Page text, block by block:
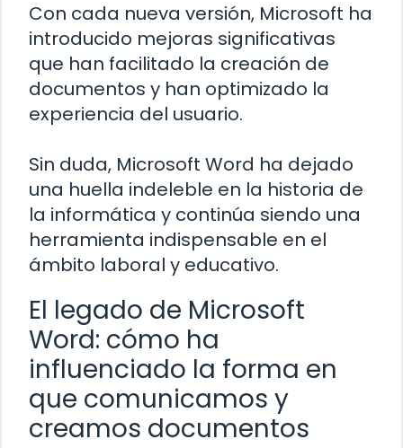
Con cada nueva versión, Microsoft ha
introducido mejoras significativas
que han facilitado la creación de
documentos y han optimizado la
experiencia del usuario.
Sin duda, Microsoft Word ha dejado
una huella indeleble en la historia de
la informática y continúa siendo una
herramienta indispensable en el
ámbito laboral y educativo.
El legado de Microsoft
Word: cómo ha
influenciado la forma en
que comunicamos y
creamos documentos